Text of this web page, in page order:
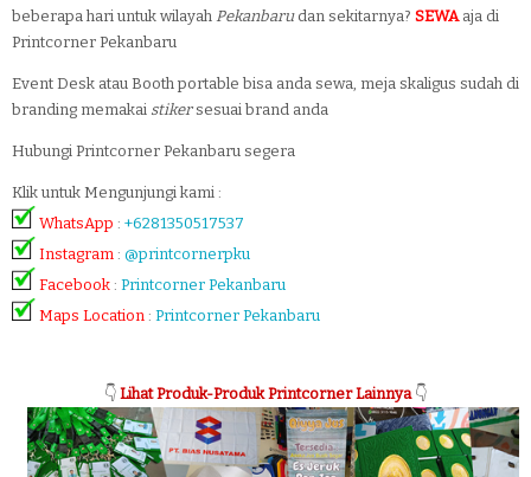
beberapa hari untuk wilayah Pekanbarudan sekitarnya? SEWA aja di
Printcorner Pekanbaru
Event Desk atau Booth portable bisa anda sewa, meja skaligus sudah di
branding memakai stikersesuai brand anda
Hubungi Printcorner Pekanbaru segera
Klik untuk Mengunjungi kami :
WhatsApp : +6281350517537
Instagram : @printcornerpku
Facebook : Printcorner Pekanbaru
Maps Location : Printcorner Pekanbaru
👇 Lihat Produk-Produk Printcorner Lainnya👇